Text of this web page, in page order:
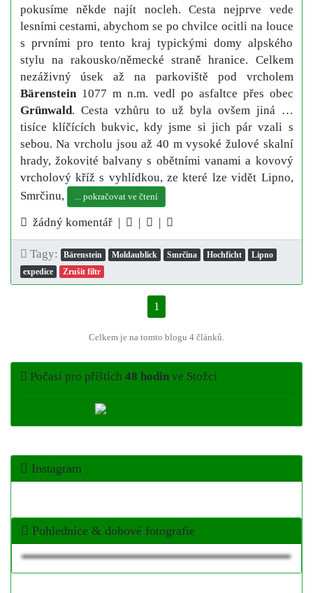
pokusíme někde najít nocleh. Cesta nejprve vede
lesními cestami, abychom se po chvilce ocitli na louce
s prvními pro tento kraj typickými domy alpského
stylu na rakousko/německé straně hranice. Celkem
nezáživný úsek až na parkoviště pod vrcholem
Bärenstein1077 m n.m. vedl po asfaltce přes obec
Grünwald. Cesta vzhůru to už byla ovšem jiná …
tisíce klíčících bukvic, kdy jsme si jich pár vzali s
sebou. Na vrcholu jsou až 40 m vysoké žulové skalní
hrady, žokovité balvany s obětními vanami a kovový
vrcholový kříž s vyhlídkou, ze které lze vidět Lipno,
Smrčinu,
... pokračovat ve čtení
žádný komentář | | |
Tagy: Bärenstein Moldaublick Smrčina Hochficht
Lipno
expedice
Zrušit filtr
1
Celkem je na tomto blogu 4 článků.
Počasí pro příštích 48 hodinve Stožci
Instagram
Pohlednice & dobové fotografie